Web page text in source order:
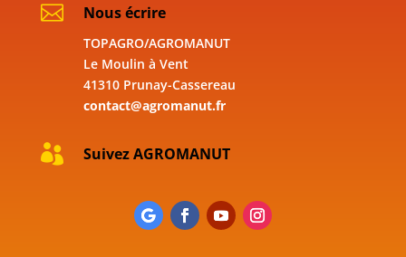
 Nous écrire
TOPAGRO/AGROMANUT
Le Moulin à Vent
41310 Prunay-Cassereau
contact@agromanut.fr
 Suivez AGROMANUT